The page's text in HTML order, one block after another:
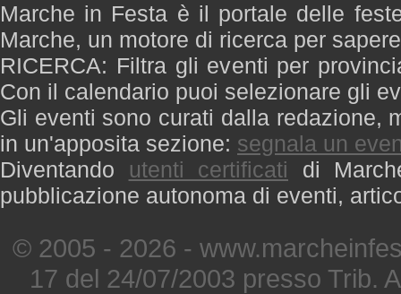
Marche in Festa è il portale delle
Marche, un motore di ricerca per
RICERCA: Filtra gli eventi per
Con il calendario puoi selezionare gli
Gli eventi sono curati dalla redazione,
in un'apposita sezione: segnala un
Diventando utenti certificati di
pubblicazione autonoma di eventi,
© 2005 - 2026 -
17 del 24/07/2003 presso Trib.